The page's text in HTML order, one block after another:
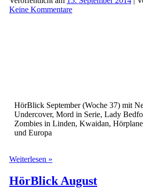
Keine Kommentare
HörBlick September (Woche 37) mit
Undercover, Mord in Serie, Lady
Zombies in Linden, Kwaidan,
und Europa
Weiterlesen »
(Woche
37)
HörBlick August